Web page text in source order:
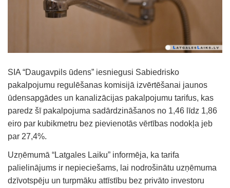
SIA “Daugavpils ūdens” iesniegusi Sabiedrisko
pakalpojumu regulēšanas komisijā izvērtēšanai jaunos
ūdensapgādes un kanalizācijas pakalpojumu tarifus, kas
paredz šī pakalpojuma sadārdzināšanos no 1,46 līdz 1,86
eiro par kubikmetru bez pievienotās vērtības nodokļa jeb
par 27,4%.
Uzņēmumā “Latgales Laiku” informēja, ka tarifa
palielinājums ir nepieciešams, lai nodrošinātu uzņēmuma
dzīvotspēju un turpmāku attīstību bez privāto investoru